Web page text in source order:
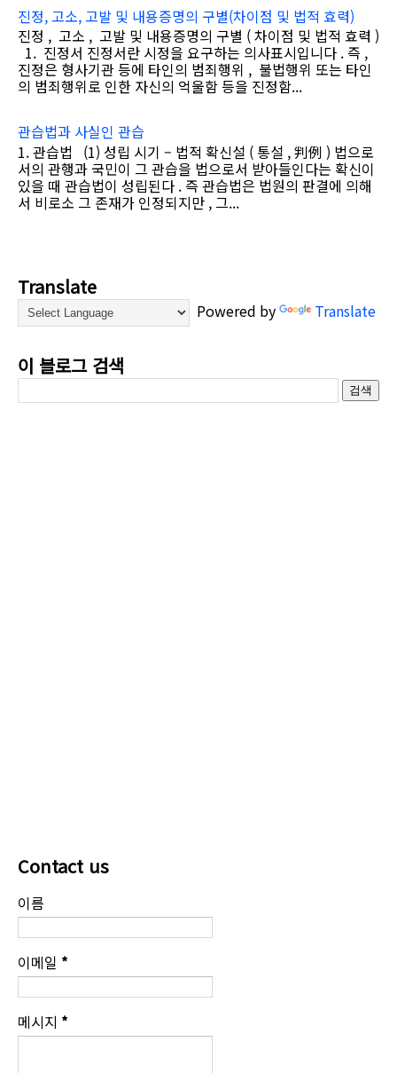
진정, 고소, 고발 및 내용증명의 구별(차이점 및 법적 효력)
진정 , 고소 , 고발 및 내용증명의 구별 ( 차이점 및 법적 효력 )
1. 진정서 진정서란 시정을 요구하는 의사표시입니다 . 즉 ,
진정은 형사기관 등에 타인의 범죄행위 , 불법행위 또는 타인
의 범죄행위로 인한 자신의 억울함 등을 진정함...
관습법과 사실인 관습
1. 관습법 (1) 성립 시기 – 법적 확신설 ( 통설 , 判例 ) 법으로
서의 관행과 국민이 그 관습을 법으로서 받아들인다는 확신이
있을 때 관습법이 성립된다 . 즉 관습법은 법원의 판결에 의해
서 비로소 그 존재가 인정되지만 , 그...
Translate
Powered by Translate
이 블로그 검색
Contact us
이름
이메일 *
메시지 *